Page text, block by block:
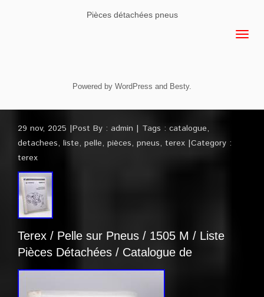
Pièces détachées pneus
Powered by WordPress and Besty.
29 nov, 2025 Post By : admin Tags : catalogue,
detachees, liste, pelle, pièces, pneus, terex Category :
terex
Terex / Pelle sur Pneus / 1505 M / Liste
Pièces Détachées / Catalogue de